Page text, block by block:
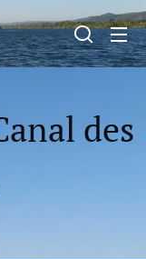
des